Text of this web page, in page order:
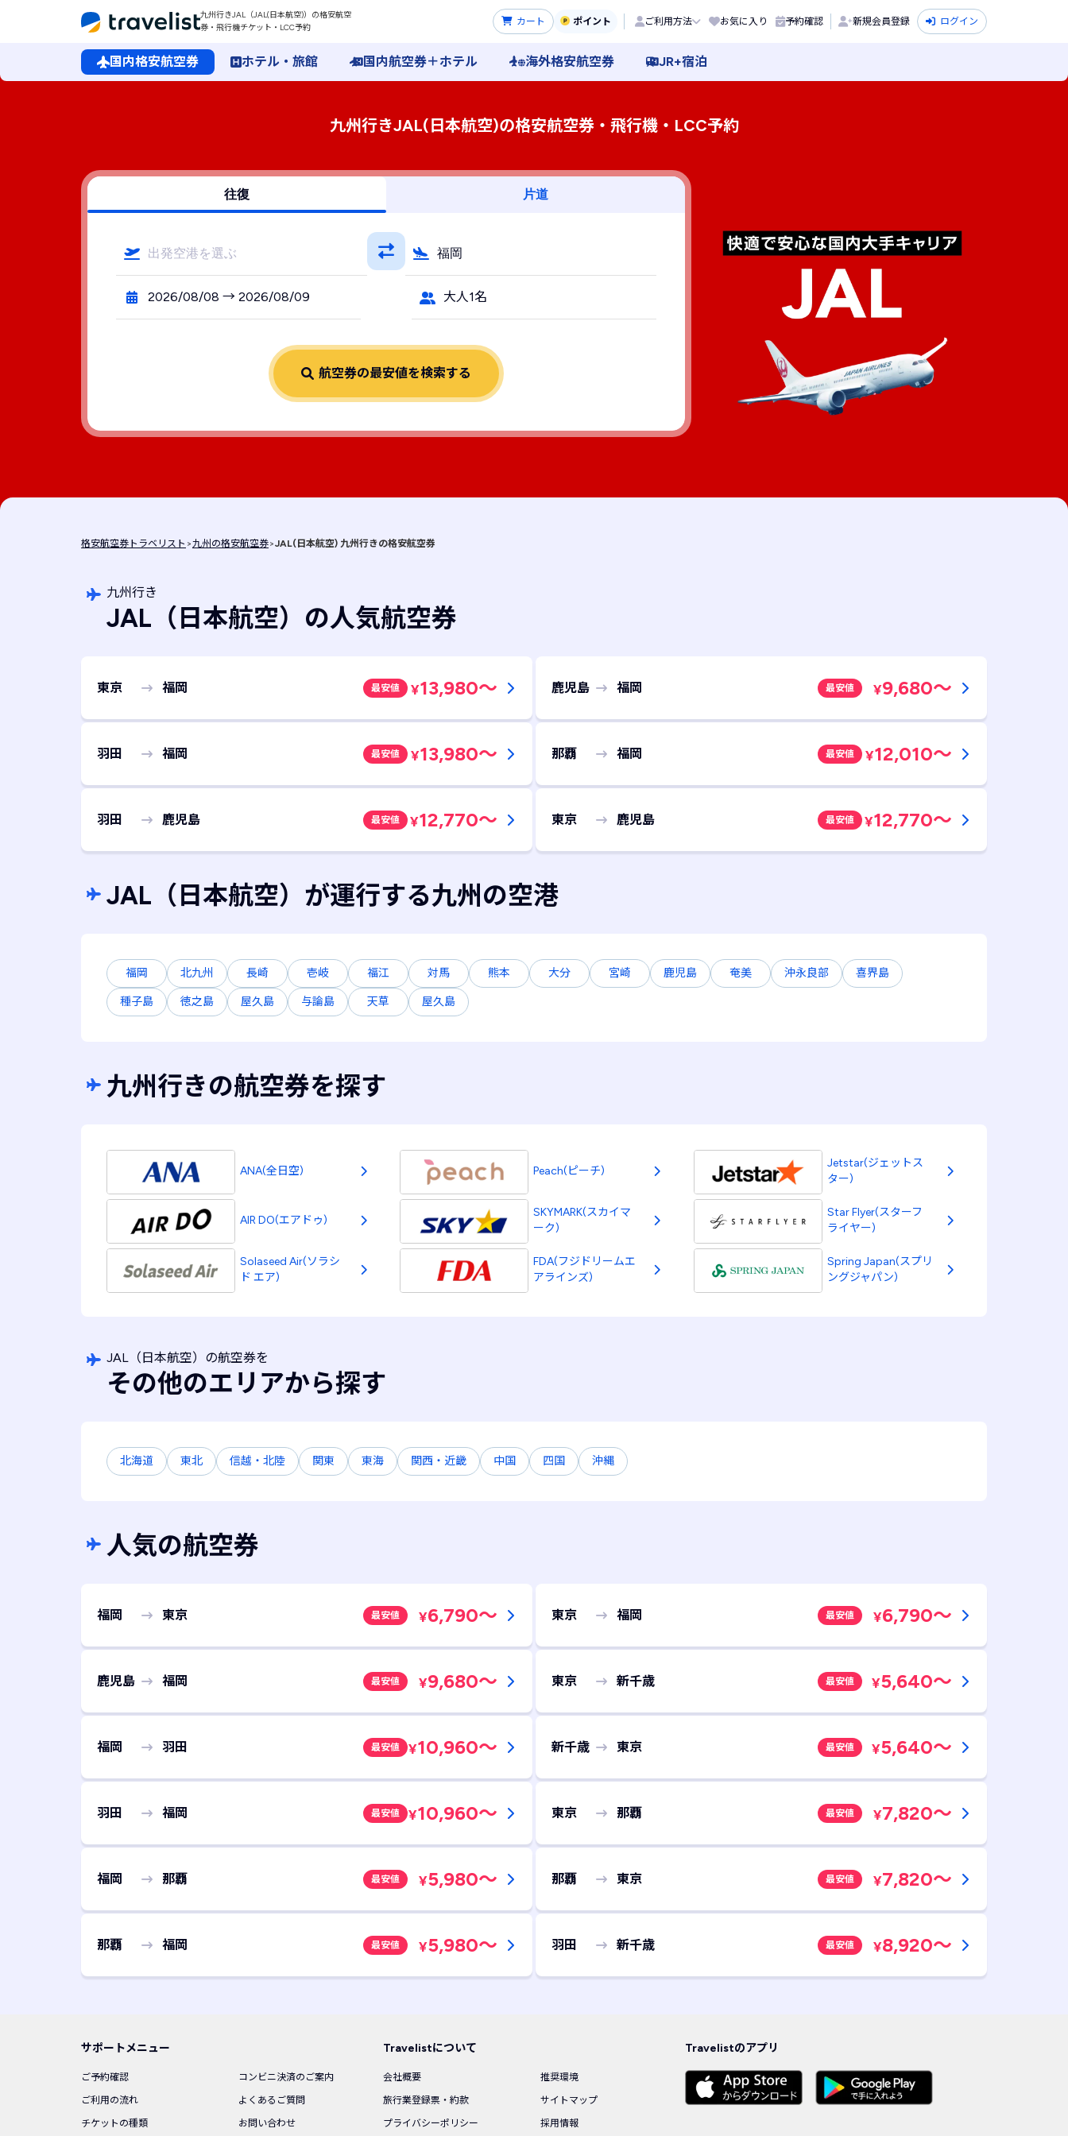
九州行きJAL（JAL(日本航空)）の格安航空
券・飛行機チケット・LCC予約
カート ポイント ご利用方法 お気に入り 予約確認 新規会員登録 ログイン
国内格安航空券 ホテル・旅館 国内航空券＋ホテル 海外格安航空券 JR+宿泊
九州行きJAL(日本航空)の格安航空券・飛行機・LCC予約
往復 片道
出発空港を選ぶ 福岡
2026/08/08 → 2026/08/09 大人1名
航空券の最安値を検索する
格安航空券トラベリスト >九州の格安航空券>JAL(日本航空) 九州行きの格安航空券
九州行き
JAL （日本航空） の人気航空券
東京 福岡 最安値 ¥13,980～ 鹿児島 福岡 最安値 ¥9,680～
羽田 福岡 最安値 ¥13,980～ 那覇 福岡 最安値 ¥12,010～
羽田 鹿児島 最安値 ¥12,770～ 東京 鹿児島 最安値 ¥12,770～
JAL （日本航空） が運行する九州の空港
福岡 北九州 長崎 壱岐 福江 対馬 熊本 大分 宮崎 鹿児島 奄美 沖永良部 喜界島
種子島 徳之島 屋久島 与論島 天草 屋久島
九州行きの航空券を探す
ANA(全日空) Peach(ピーチ)
Jetstar(ジェットス
ター)
AIR DO(エアドゥ)
SKYMARK(スカイマ
ーク)
Star Flyer(スターフ
ライヤー)
Solaseed Air(ソラシ
ド エア)
FDA(フジドリームエ
アラインズ)
Spring Japan(スプリ
ングジャパン)
JAL （日本航空） の航空券を
その他のエリアから探す
北海道 東北 信越・北陸 関東 東海 関西・近畿 中国 四国 沖縄
人気の航空券
福岡 東京 最安値 ¥6,790～ 東京 福岡 最安値 ¥6,790～
鹿児島 福岡 最安値 ¥9,680～ 東京 新千歳 最安値 ¥5,640～
福岡 羽田 最安値 ¥10,960～ 新千歳 東京 最安値 ¥5,640～
羽田 福岡 最安値 ¥10,960～ 東京 那覇 最安値 ¥7,820～
福岡 那覇 最安値 ¥5,980～ 那覇 東京 最安値 ¥7,820～
那覇 福岡 最安値 ¥5,980～ 羽田 新千歳 最安値 ¥8,920～
サポートメニュー
ご予約確認
ご利用の流れ
チケットの種類
コンビニ決済のご案内
よくあるご質問
お問い合わせ
Travelistについて
会社概要
旅行業登録票・約款
プライバシーポリシー
推奨環境
サイトマップ
採用情報
Travelistのアプリ